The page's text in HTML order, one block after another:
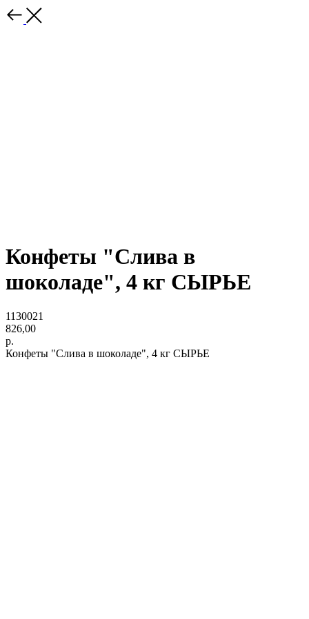
Конфеты "Слива в
шоколаде", 4 кг СЫРЬЕ
1130021
826,00
р.
Конфеты "Слива в шоколаде", 4 кг СЫРЬЕ